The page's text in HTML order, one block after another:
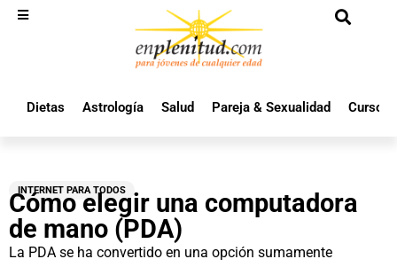
Dietas Astrología Salud Pareja & Sexualidad Cursos
INTERNET PARA TODOS
Cómo elegir una computadora
de mano (PDA)
La PDA se ha convertido en una opción sumamente